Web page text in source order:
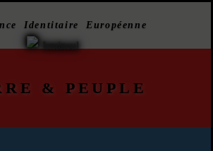
Identitaire Européenne
& PEUPLE